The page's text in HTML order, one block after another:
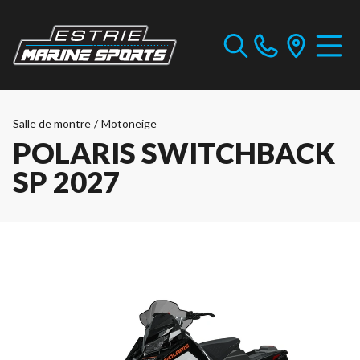
Salle de montre / Motoneige
POLARIS SWITCHBACK
SP 2027